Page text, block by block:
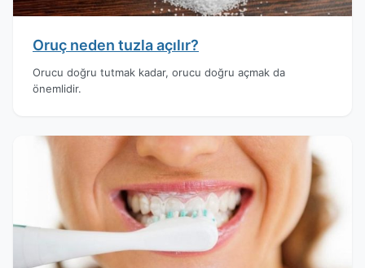
Oruç neden tuzla açılır?
Orucu doğru tutmak kadar, orucu doğru açmak da
önemlidir.